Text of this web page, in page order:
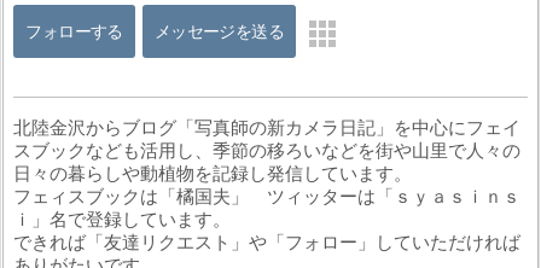
フォローする メッセージを送る
北陸金沢からブログ「写真師の新カメラ日記」を中心にフェイ
スブックなども活用し、季節の移ろいなどを街や山里で人々の
日々の暮らしや動植物を記録し発信しています。
フェィスブックは「橘国夫」 ツィッターは「ｓｙａｓｉｎｓ
ｉ」名で登録しています。
できれば「友達リクエスト」や「フォロー」していただければ